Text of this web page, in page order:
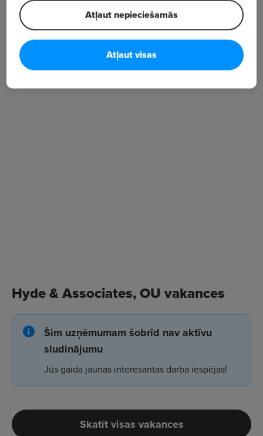
worldwide.
The firm, working from its offices in Tallinn, Estonia
and in Paris, France, is currently advising on matters
in more than one hundred countries on all
Hyde & Associates, OU vakances
Šim uzņēmumam šobrīd nav aktīvu
sludinājumu
Jūs gaida jaunas interesantas darba iespējas!
Skatīt visas vakances
Atļaut nepieciešamās
Atļaut visas